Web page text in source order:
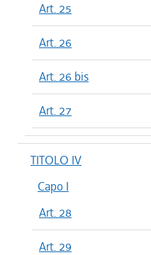
Art. 25
Art. 26
Art. 26 bis
Art. 27
TITOLO IV
Capo I
Art. 28
Art. 29